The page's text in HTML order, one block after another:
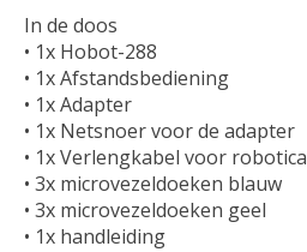
In de doos
• 1x Hobot-288
• 1x Afstandsbediening
• 1x Adapter
• 1x Netsnoer voor de adapter
• 1x Verlengkabel voor robotica
• 3x microvezeldoeken blauw
• 3x microvezeldoeken geel
• 1x handleiding